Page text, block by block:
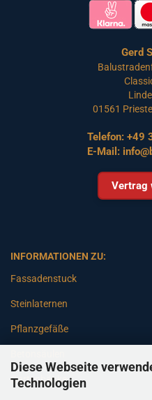
Diese Webseite
Technologien
Gerd
01561
Telefon: +49
E-Mail:
Vertrag
INFORMATIONEN ZU:
Fassadenstuck
Steinlaternen
Pflanzgefäße
Gartenbänke